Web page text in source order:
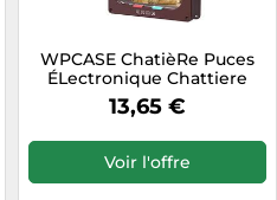
WPCASE ChatièRe Puces
ÉLectronique Chattiere
Porte Chat Trappe pour
Chien Grande Taille
pour Chien Sureflap
ChatièRe Sureflap ChatièRe
13,65 €
Voir l'offre